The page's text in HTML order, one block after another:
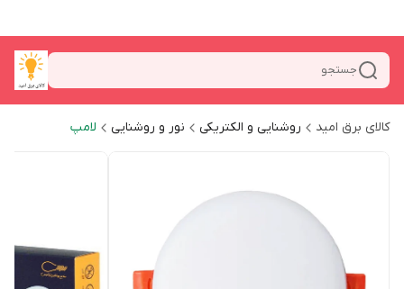
جستجو
کالای برق امید روشنایی و الکتریکی نور و روشنایی لامپ